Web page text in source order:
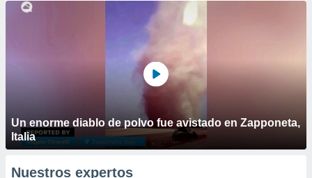
Un enorme diablo de polvo fue avistado en Zapponeta,
Italia
Nuestros expertos